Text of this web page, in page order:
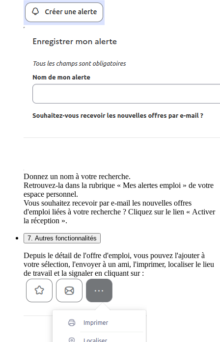
Donnez un nom à votre recherche.
Retrouvez-la dans la rubrique « Mes alertes emploi » de votre
espace personnel.
Vous souhaitez recevoir par e-mail les nouvelles offres
d'emploi liées à votre recherche ? Cliquez sur le lien « Activer
la réception ».
7. Autres fonctionnalités
Depuis le détail de l'offre d'emploi, vous pouvez l'ajouter à
votre sélection, l'envoyer à un ami, l'imprimer, localiser le lieu
de travail et la signaler en cliquant sur :